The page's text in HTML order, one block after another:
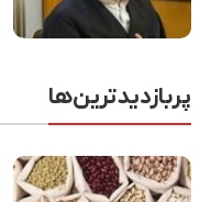
پربازدیدترین‌ها